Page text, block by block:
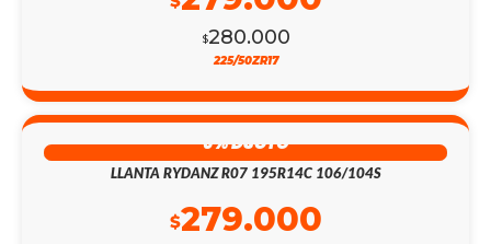
$280.000
225/50ZR17
6% DSCTO
LLANTA RYDANZ R07 195R14C 106/104S
$279.000